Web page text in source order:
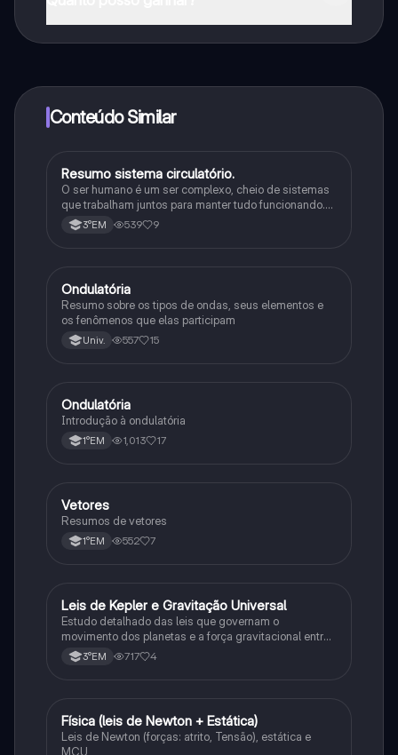
Conteúdo Similar
Física
Resumo sistema circulatório.
O ser humano é um ser complexo, cheio de sistemas
que trabalham juntos para manter tudo funcionando.
Tem inteligência, se comunica de várias formas e
consegue se adaptar a diferentes situações.
3°EM 539 9
Física
Ondulatória
Resumo sobre os tipos de ondas, seus elementos e
os fenômenos que elas participam
Univ. 557 15
Física
Ondulatória
Introdução à ondulatória
1°EM 1,013 17
Física
Vetores
Resumos de vetores
1°EM 552 7
Ciência
Leis de Kepler e Gravitação Universal
Estudo detalhado das leis que governam o
movimento dos planetas e a força gravitacional entre
corpos3°EM 717 4
Física
Física (leis de Newton + Estática)
Leis de Newton (forças: atrito, Tensão), estática e
MCU